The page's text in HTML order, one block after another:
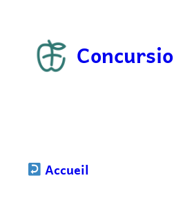
contenu
Concursio
Accueil